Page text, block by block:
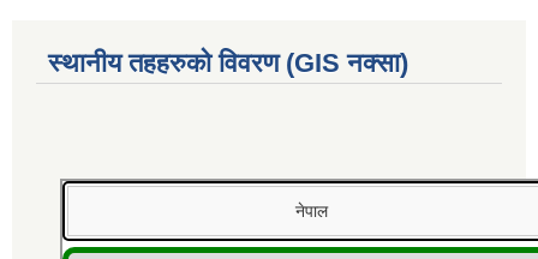
स्थानीय तहहरुको विवरण (GIS नक्सा)